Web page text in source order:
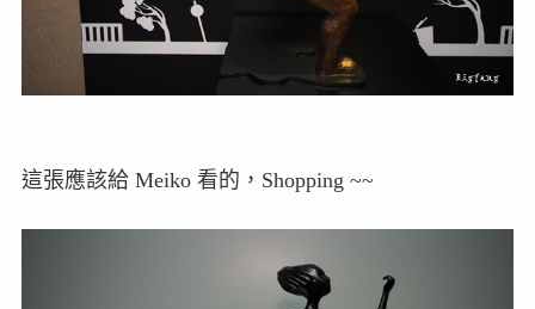
這張應該給 Meiko 看的，Shopping ~~